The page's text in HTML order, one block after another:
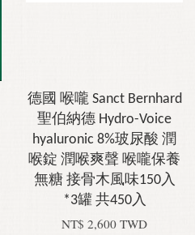
德國 喉嚨 Sanct Bernhard
聖伯納德 Hydro-Voice
hyaluronic 8%玻尿酸 潤
喉錠 潤喉爽聲 喉嚨保養
無糖 接骨木風味150入
*3罐 共450入
NT$ 2,600 TWD